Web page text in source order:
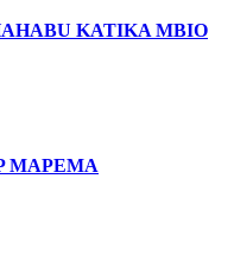
KATIKA MBIO
MAPEMA